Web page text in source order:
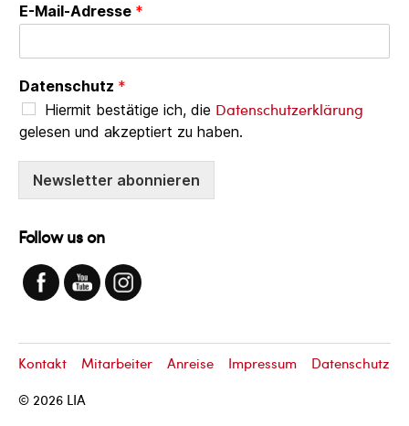
E-Mail-Adresse *
Datenschutz *
Hiermit bestätige ich, die Datenschutzerklärung
gelesen und akzeptiert zu haben.
Newsletter abonnieren
Follow us on
© 2026 LIA
Kontakt Mitarbeiter Anreise Impressum Datenschutz